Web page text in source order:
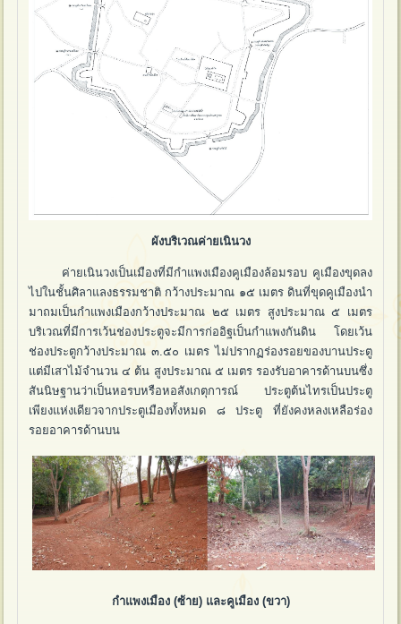
ผังบริเวณค่ายเนินวง
ค่ายเนินวงเป็นเมืองที่มีกำแพงเมืองคูเมืองล้อมรอบ คูเมืองขุดลง
ไปในชั้นศิลาแลงธรรมชาติ กว้างประมาณ ๑๕ เมตร ดินที่ขุดคูเมืองนำ
มาถมเป็นกำแพงเมืองกว้างประมาณ ๒๕ เมตร สูงประมาณ ๕ เมตร
บริเวณที่มีการเว้นช่องประตูจะมีการก่ออิฐเป็นกำแพงกันดิน โดยเว้น
ช่องประตูกว้างประมาณ ๓.๕๐ เมตร ไม่ปรากฏร่องรอยของบานประตู
แต่มีเสาไม้จำนวน ๔ ต้น สูงประมาณ ๕ เมตร รองรับอาคารด้านบนซึ่ง
สันนิษฐานว่าเป็นหอรบหรือหอสังเกตุการณ์ ประตูต้นไทรเป็นประตู
เพียงแห่งเดียวจากประตูเมืองทั้งหมด ๘ ประตู ที่ยังคงหลงเหลือร่อง
รอยอาคารด้านบน
กำแพงเมือง (ซ้าย) และคูเมือง (ขวา)